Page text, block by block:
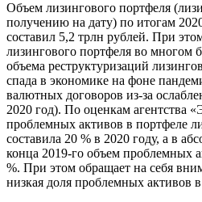
Объем лизингового портфеля
получению на дату) по итогам
составил 5,2 трлн рублей. При
лизингового портфеля во многом
объема реструктуризаций
спада в экономике на фоне
валютных договоров из-за
2020 год). По оценкам агентства
проблемных активов в портфеле
составила 20 % в 2020 году, а в
конца 2019-го объем проблемных
%. При этом обращает на себя
низкая доля проблемных активов